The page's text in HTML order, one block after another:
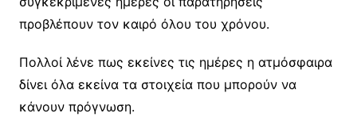
προβλέπουν τον καιρό όλου του χρόνου.
Πολλοί λένε πως εκείνες τις ημέρες η ατμόσφαιρα
δίνει όλα εκείνα τα στοιχεία που μπορούν να
κάνουν πρόγνωση.